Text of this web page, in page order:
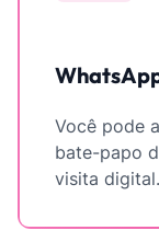
Você pode
bate-papo
visita digital.